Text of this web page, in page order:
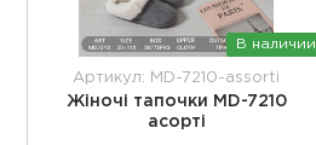
В наличии
Артикул: MD-7210-assorti
Жіночі тапочки MD-7210
асорті